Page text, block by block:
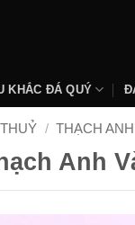
KHẮC ĐÁ QUÝ
/ THẠCH
Anh